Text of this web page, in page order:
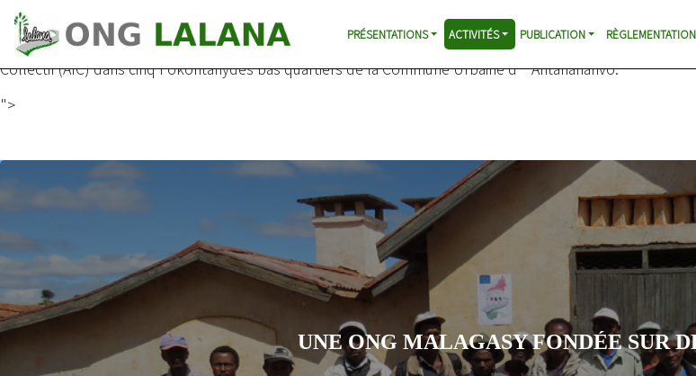
Education à la citoyenneté dans les bas quartiers d’Antananarivo
Encourager la participation des groupes vulnérables et en particulier des femmes dans la vie politique
Collectif (AIC) dans cinq Fokontanydes bas quartiers de la Commune Urbaine d’Antananarivo.
">
PRÉSENTATIONS ACTIVITÉS PUBLICATION
UNE ONG MALAGASY FONDÉE SUR DES